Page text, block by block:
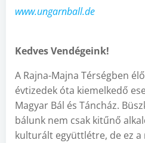
www.ungarnball.de
Kedves Vendégeink!
A Rajna-Majna Térségben
évtizedek óta kiemelkedő
Magyar Bál és Táncház.
bálunk nem csak kitűnő
kulturált együttlétre, de ez a